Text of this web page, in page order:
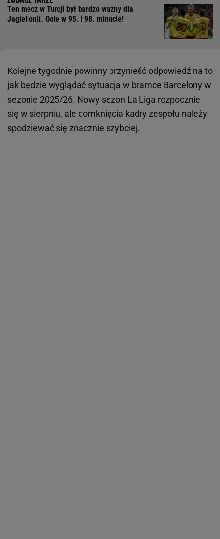
Ten mecz w Turcji był bardzo ważny dla
Jagiellonii. Gole w 95. i 98. minucie!
Kolejne tygodnie powinny przynieść odpowiedź na to
jak będzie wyglądać sytuacja w bramce Barcelony w
sezonie 2025/26. Nowy sezon La Liga rozpocznie
się w sierpniu, ale domknięcia kadry zespołu należy
spodziewać się znacznie szybciej.